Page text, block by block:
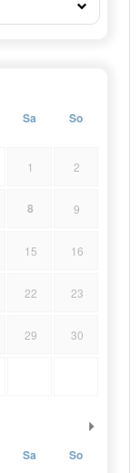
Sa So
1 2
8 9
15 16
22 23
29 30
Sa So